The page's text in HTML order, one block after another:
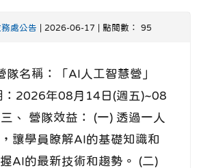
處公告 | 2026-06-17 | 點閱數： 95
隊名稱：「AI人工智慧營」
：2026年08月14日(週五)~08
、 營隊效益： (一) 透過一人
讓學員瞭解AI的基礎知識和
AI的最新技術和趨勢。 (二)